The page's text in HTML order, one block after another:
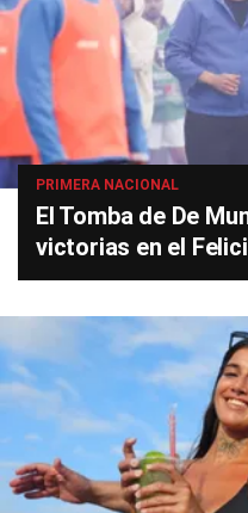
PRIMERA NACIONAL
El Tomba de De
victorias en el